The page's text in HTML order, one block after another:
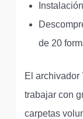
de 20
El archivador
trabajar con
carpetas